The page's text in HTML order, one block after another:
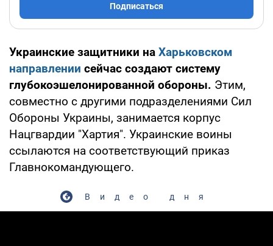
Подписаться
Украинские защитники на Харьковском
направлении сейчас создают систему
глубокоэшелонированной обороны. Этим,
совместно с другими подразделениями Сил
Обороны Украины, занимается корпус
Нацгвардии "Хартия". Украинские воины
ссылаются на соответствующий приказ
Главнокомандующего.
Видео дня